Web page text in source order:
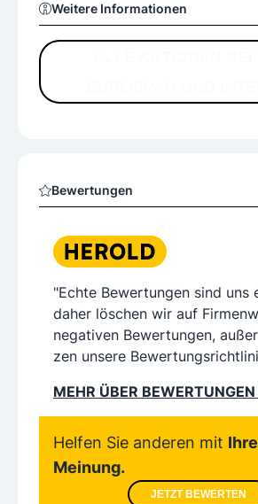
Weitere Informationen
Bewertungen
"Echte Bewertungen sind uns
daher löschen wir auf
negativen Bewertungen,
zen unsere
MEHR ÜBER
Helfen Sie anderen mit
Meinung.
JETZT BEWERTEN